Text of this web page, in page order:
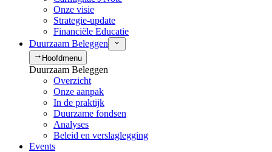
Onze visie
Strategie-update
Financiële Educatie
Duurzaam Beleggen
Hoofdmenu
Duurzaam Beleggen
Overzicht
Onze aanpak
In de praktijk
Duurzame fondsen
Analyses
Beleid en verslaglegging
Events